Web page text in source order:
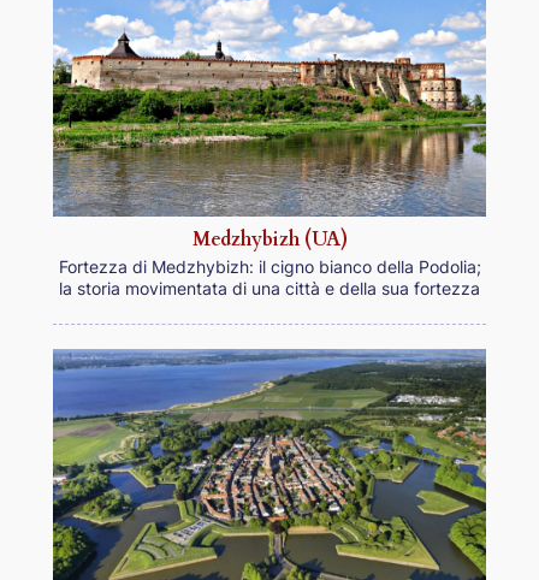
Medzhybizh (UA)
Fortezza di Medzhybizh: il cigno bianco della Podolia;
la storia movimentata di una città e della sua fortezza